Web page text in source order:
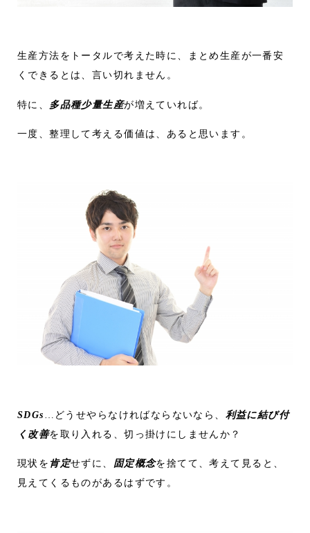
生産方法をトータルで考えた時に、まとめ生産が一番安
くできるとは、言い切れません。
特に、 多品種少量生産が増えていれば。
一度、整理して考える価値は、あると思います。
SDGs …どうせやらなければならないなら、 利益に結び付
く改善を取り入れる、切っ掛けにしませんか？
現状を 肯定せずに、 固定概念を捨てて、考えて見ると、
見えてくるものがあるはずです。